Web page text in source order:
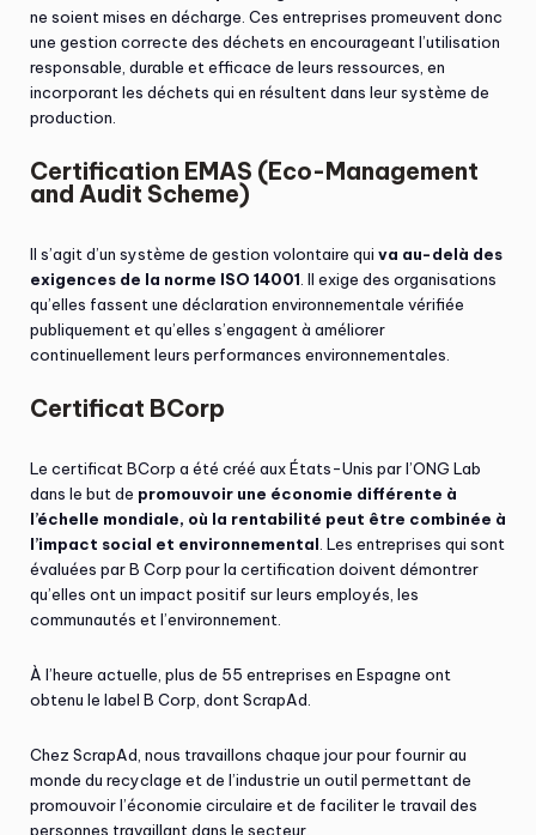
ne soient mises en décharge. Ces entreprises promeuvent donc
une gestion correcte des déchets en encourageant l’utilisation
responsable, durable et efficace de leurs ressources, en
incorporant les déchets qui en résultent dans leur système de
production.
Certification EMAS (Eco-Management
and Audit Scheme)
Il s’agit d’un système de gestion volontaire qui va au-delà des
exigences de la norme ISO 14001 . Il exige des organisations
qu’elles fassent une déclaration environnementale vérifiée
publiquement et qu’elles s’engagent à améliorer
continuellement leurs performances environnementales.
Certificat BCorp
Le certificat BCorp a été créé aux États-Unis par l’ONG Lab
dans le but de promouvoir une économie différente à
l’échelle mondiale, où la rentabilité peut être combinée à
l’impact social et environnemental . Les entreprises qui sont
évaluées par B Corp pour la certification doivent démontrer
qu’elles ont un impact positif sur leurs employés, les
communautés et l’environnement.
À l’heure actuelle, plus de 55 entreprises en Espagne ont
obtenu le label B Corp, dont ScrapAd.
Chez ScrapAd, nous travaillons chaque jour pour fournir au
monde du recyclage et de l’industrie un outil permettant de
promouvoir l’économie circulaire et de faciliter le travail des
personnes travaillant dans le secteur.